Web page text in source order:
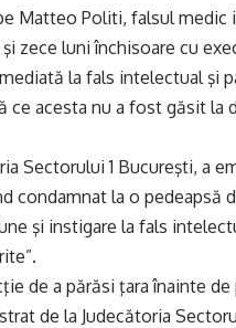
Matteo Politi, falsul
zece luni închisoare cu
la fals intelectual şi
ce acesta nu a fost găsit la
Sectorului 1 Bucureşti, a
condamnat la o pedeapsă
şi instigare la fals
de a părăsi ţara înainte
de la Judecătoria